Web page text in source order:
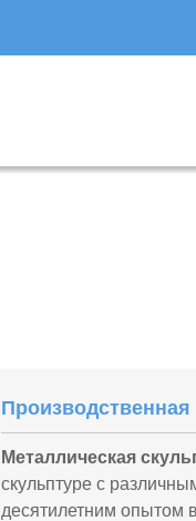
Производственная
Металлическая
скульптуре с
десятилетним опытом